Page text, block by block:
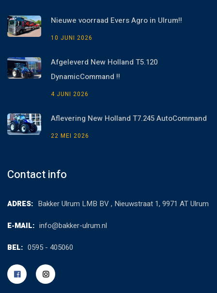
Nieuwe voorraad Evers Agro in Ulrum!!
10 JUNI 2026
Afgeleverd New Holland T5.120
DynamicCommand !!
4 JUNI 2026
Aflevering New Holland T7.245 AutoCommand
22 MEI 2026
Contact info
ADRES: Bakker Ulrum LMB BV , Nieuwstraat 1, 9971 AT Ulrum
E-MAIL: info@bakker-ulrum.nl
BEL: 0595 - 405060